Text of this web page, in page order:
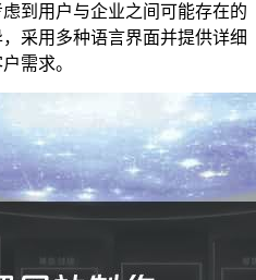
到用户与企业之间可能存在的
采用多种语言界面并提供详细
需求。